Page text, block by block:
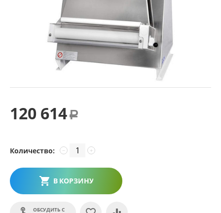
120 614 Р
Количество: +
−
В КОРЗИНУ
ОБСУДИТЬ С